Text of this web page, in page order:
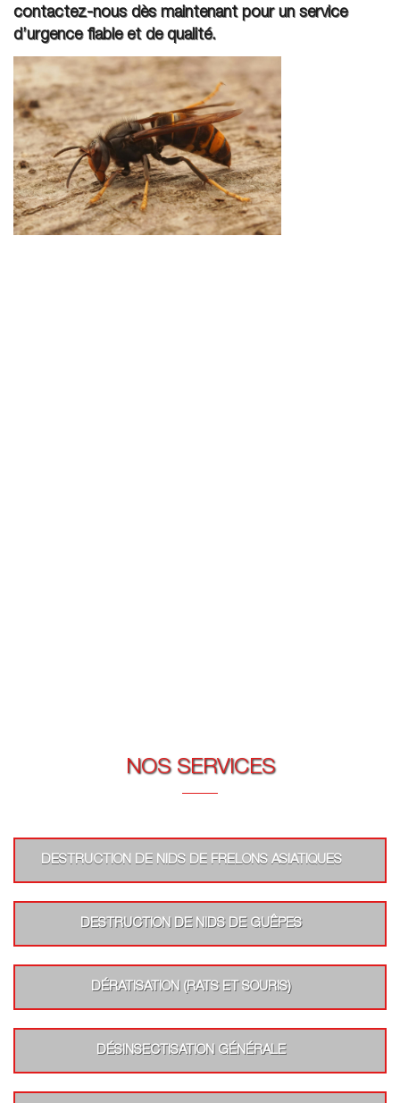
contactez-nous dès maintenant pour un service
d’urgence fiable et de qualité.
NOS SERVICES
DESTRUCTION DE NIDS DE FRELONS ASIATIQUES
DESTRUCTION DE NIDS DE GUÊPES
DÉRATISATION (RATS ET SOURIS)
DÉSINSECTISATION GÉNÉRALE